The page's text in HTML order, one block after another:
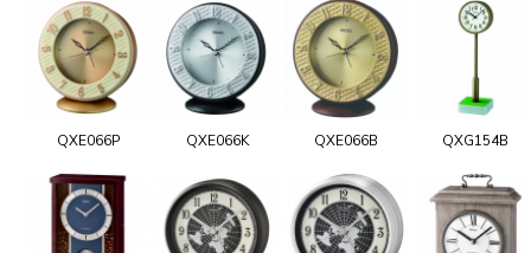
QXE066P QXE066K QXE066B QXG154B